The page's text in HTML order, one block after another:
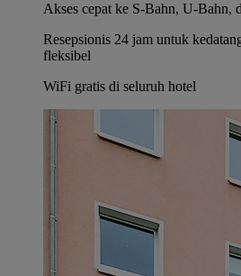
Akses cepat ke S-Bahn, U-Bahn,
Resepsionis 24 jam untuk
fleksibel
WiFi gratis di seluruh hotel